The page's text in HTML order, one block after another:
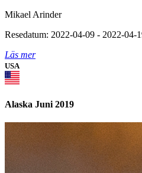
Mikael Arinder
Resedatum: 2022-04-09 - 2022-04-
Läs mer
USA
Alaska Juni 2019